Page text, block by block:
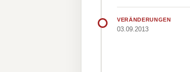
VERÄNDERUNGEN
03.09.2013